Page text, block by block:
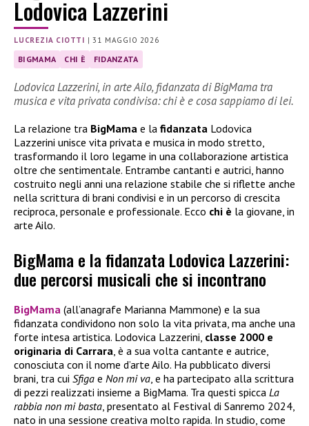
Lodovica Lazzerini
LUCREZIA CIOTTI |31 MAGGIO 2026
BIGMAMA CHI È FIDANZATA
Lodovica Lazzerini, in arte Ailo, fidanzata di BigMama tra
musica e vita privata condivisa: chi è e cosa sappiamo di lei.
La relazione tra BigMama e la fidanzata Lodovica
Lazzerini unisce vita privata e musica in modo stretto,
trasformando il loro legame in una collaborazione artistica
oltre che sentimentale. Entrambe cantanti e autrici, hanno
costruito negli anni una relazione stabile che si riflette anche
nella scrittura di brani condivisi e in un percorso di crescita
reciproca, personale e professionale. Ecco chi è la giovane, in
arte Ailo.
BigMama e la fidanzata Lodovica Lazzerini:
due percorsi musicali che si incontrano
BigMama (all’anagrafe Marianna Mammone) e la sua
fidanzata condividono non solo la vita privata, ma anche una
forte intesa artistica. Lodovica Lazzerini, classe 2000 e
originaria di Carrara, è a sua volta cantante e autrice,
conosciuta con il nome d’arte Ailo. Ha pubblicato diversi
brani, tra cui Sfiga e Non mi va, e ha partecipato alla scrittura
di pezzi realizzati insieme a BigMama. Tra questi spicca La
rabbia non mi basta, presentato al Festival di Sanremo 2024,
nato in una sessione creativa molto rapida. In studio, come